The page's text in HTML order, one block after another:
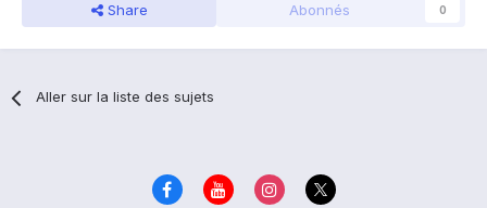
Share Abonnés 0
Aller sur la liste des sujets